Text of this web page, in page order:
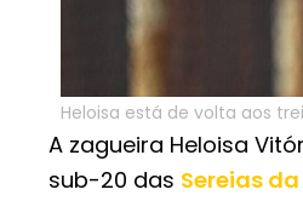
Heloisa está de volta aos
A zagueira Heloisa
sub-20 das Sereias